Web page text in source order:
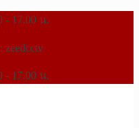
- 17.00 น.
zeedcctv
- 17.00 น.